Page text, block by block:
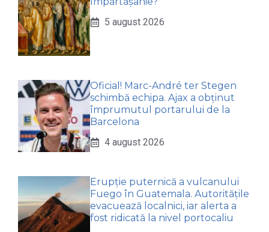
5 august 2026
Oficial! Marc-André ter Stegen
schimbă echipa. Ajax a obținut
împrumutul portarului de la
Barcelona
4 august 2026
Erupție puternică a vulcanului
Fuego în Guatemala. Autoritățile
evacuează localnici, iar alerta a
fost ridicată la nivel portocaliu